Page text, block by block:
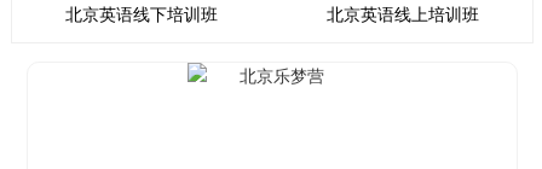
北京英语线下培训班 北京英语线上培训班